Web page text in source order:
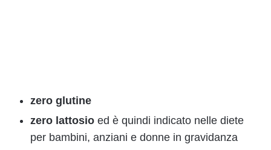
zero glutine
zero lattosio ed è quindi indicato nelle diete
per bambini, anziani e donne in gravidanza